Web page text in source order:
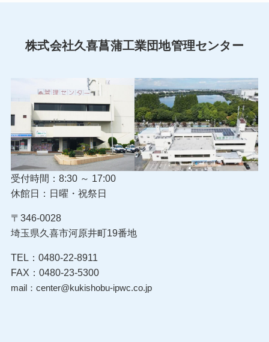
株式会社久喜菖蒲工業団地管理センター
受付時間：8:30 ～ 17:00
休館日：日曜・祝祭日
〒346-0028
埼玉県久喜市河原井町19番地
TEL：0480-22-8911
FAX：0480-23-5300
mail：center@kukishobu-ipwc.co.jp